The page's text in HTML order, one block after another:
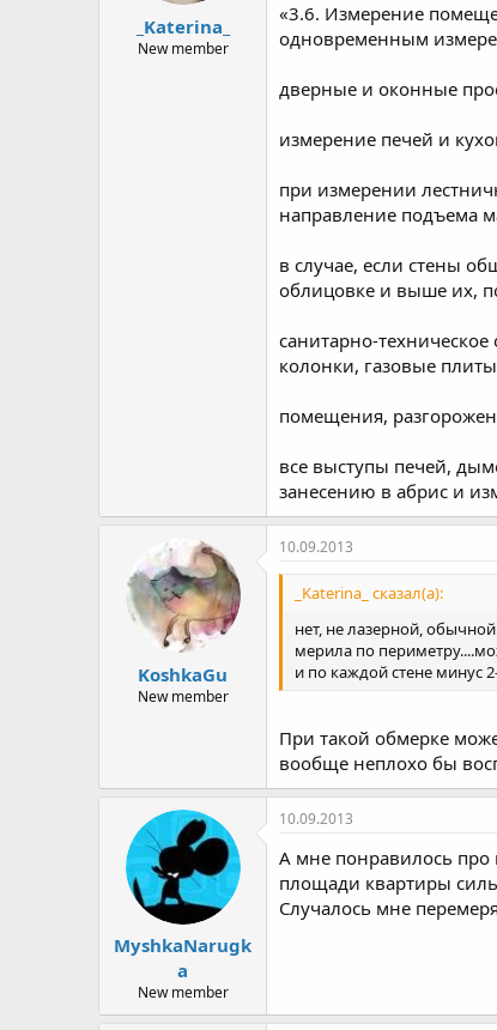
_Katerina_
New member
«3.6. Измерение
одновременным
дверные и оконные
измерение печей и
при измерении
направление подъема
в случае, если стены
облицовке и выше их,
санитарно-
колонки, газовые
помещения,
все выступы печей,
занесению в абрис и
KoshkaGu
New member
10.09.2013
_Katerina_ сказал(а):
нет, не лазерной,
мерила по
и по каждой стене минус
При такой обмерке
вообще неплохо бы
MyshkaNarugk
a
New member
10.09.2013
А мне понравилось про
площади квартиры
Случалось мне